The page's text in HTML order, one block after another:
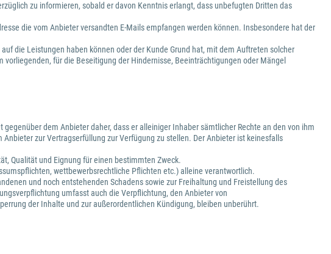
zu informieren, sobald er davon Kenntnis erlangt, dass unbefugten Dritten das
die vom Anbieter versandten E-Mails empfangen werden können. Insbesondere hat der
die Leistungen haben können oder der Kunde Grund hat, mit dem Auftreten solcher
für die Beseitigung der Hindernisse, Beeinträchtigungen oder Mängel
dem Anbieter daher, dass er alleiniger Inhaber sämtlicher Rechte an den von ihm
zur Vertragserfüllung zur Verfügung zu stellen. Der Anbieter ist keinesfalls
Qualität und Eignung für einen bestimmten Zweck.
wettbewerbsrechtliche Pflichten etc.) alleine verantwortlich.
und noch entstehenden Schadens sowie zur Freihaltung und Freistellung des
umfasst auch die Verpflichtung, den Anbieter von
der Inhalte und zur außerordentlichen Kündigung, bleiben unberührt.